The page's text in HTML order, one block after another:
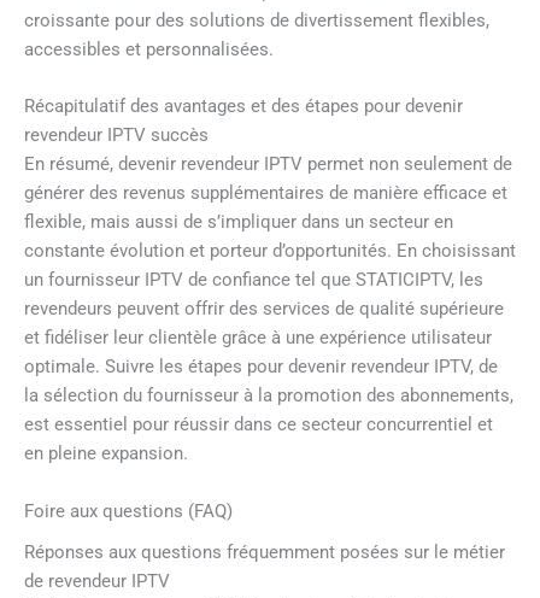
croissante pour des solutions de divertissement flexibles,
accessibles et personnalisées.
Récapitulatif des avantages et des étapes pour devenir
revendeur IPTV succès
En résumé, devenir revendeur IPTV permet non seulement de
générer des revenus supplémentaires de manière efficace et
flexible, mais aussi de s’impliquer dans un secteur en
constante évolution et porteur d’opportunités. En choisissant
un fournisseur IPTV de confiance tel que STATICIPTV, les
revendeurs peuvent offrir des services de qualité supérieure
et fidéliser leur clientèle grâce à une expérience utilisateur
optimale. Suivre les étapes pour devenir revendeur IPTV, de
la sélection du fournisseur à la promotion des abonnements,
est essentiel pour réussir dans ce secteur concurrentiel et
en pleine expansion.
Foire aux questions (FAQ)
Réponses aux questions fréquemment posées sur le métier
de revendeur IPTV